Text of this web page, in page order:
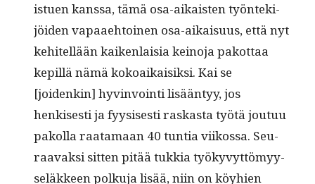
istuen kanssa, tämä osa-aikaisten työn­tek­i­
jöi­den vapaae­htoinen osa-aikaisu­us, että nyt
kehitel­lään kaiken­laisia keino­ja pakot­taa
kepil­lä nämä kokoaikaisik­si. Kai se
[joidenkin] hyv­in­voin­ti lisään­tyy, jos
henkises­ti ja fyy­sis­es­ti raskas­ta työtä joutuu
pakol­la raata­maan 40 tun­tia viikos­sa. Seu­
raavak­si sit­ten pitää tukkia työkyvyt­tömyy­
seläk­keen polku­ja lisää, niin on köy­hien